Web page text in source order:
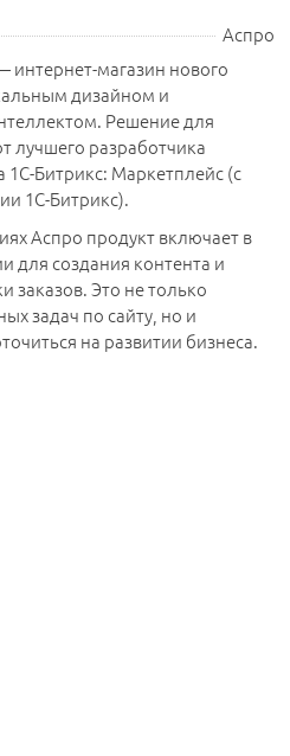
Аспро
магазин нового
дизайном и
Решение для
лучшего разработчика
1С-Битрикс: Маркетплейс (с
1С-Битрикс).
Аспро продукт включает в
для создания контента и
заказов. Это не только
задач по сайту, но и
на развитии бизнеса.